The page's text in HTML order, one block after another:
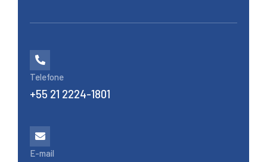
Telefone
+55 21 2224-1801
E-mail